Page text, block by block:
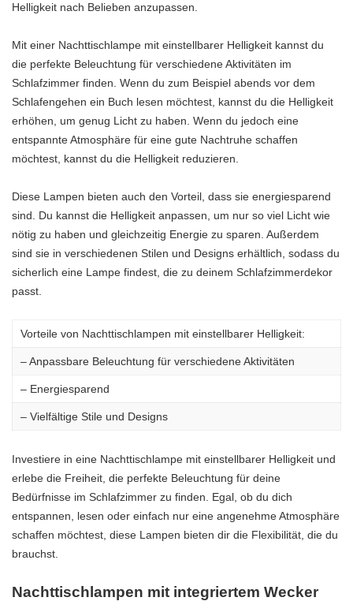
Helligkeit nach Belieben anzupassen.
Mit einer Nachttischlampe mit einstellbarer Helligkeit kannst du
die perfekte Beleuchtung für verschiedene Aktivitäten im
Schlafzimmer finden. Wenn du zum Beispiel abends vor dem
Schlafengehen ein Buch lesen möchtest, kannst du die Helligkeit
erhöhen, um genug Licht zu haben. Wenn du jedoch eine
entspannte Atmosphäre für eine gute Nachtruhe schaffen
möchtest, kannst du die Helligkeit reduzieren.
Diese Lampen bieten auch den Vorteil, dass sie energiesparend
sind. Du kannst die Helligkeit anpassen, um nur so viel Licht wie
nötig zu haben und gleichzeitig Energie zu sparen. Außerdem
sind sie in verschiedenen Stilen und Designs erhältlich, sodass du
sicherlich eine Lampe findest, die zu deinem Schlafzimmerdekor
passt.
Vorteile von Nachttischlampen mit einstellbarer Helligkeit:
– Anpassbare Beleuchtung für verschiedene Aktivitäten
– Energiesparend
– Vielfältige Stile und Designs
Investiere in eine Nachttischlampe mit einstellbarer Helligkeit und
erlebe die Freiheit, die perfekte Beleuchtung für deine
Bedürfnisse im Schlafzimmer zu finden. Egal, ob du dich
entspannen, lesen oder einfach nur eine angenehme Atmosphäre
schaffen möchtest, diese Lampen bieten dir die Flexibilität, die du
brauchst.
Nachttischlampen mit integriertem Wecker